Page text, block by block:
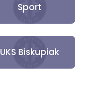
Sport
UKS Biskupiak